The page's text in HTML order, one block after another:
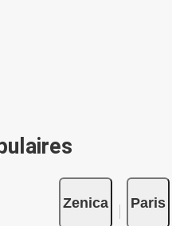
Zenica Paris